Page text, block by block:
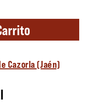
Cazorla (Jaén)